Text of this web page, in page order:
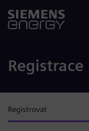
Registrace
Registrovat